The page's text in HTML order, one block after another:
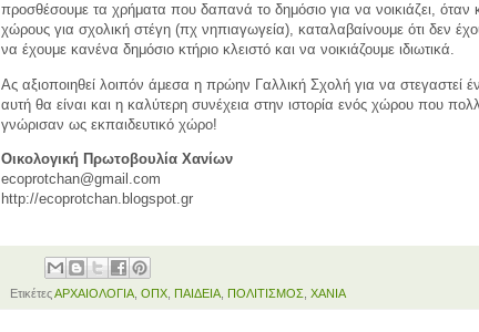
προσθέσουμε τα χρήματα που δαπανά το δημόσιο για να νοικιάζει, όταν
χώρους για σχολική στέγη (πχ νηπιαγωγεία), καταλαβαίνουμε ότι δεν
να έχουμε κανένα δημόσιο κτήριο κλειστό και να νοικιάζουμε ιδιωτικά.
Ας αξιοποιηθεί λοιπόν άμεσα η πρώην Γαλλική Σχολή για να στεγαστεί
αυτή θα είναι και η καλύτερη συνέχεια στην ιστορία ενός χώρου που
γνώρισαν ως εκπαιδευτικό χώρο!
Οικολογική Πρωτοβουλία Χανίων
ecoprotchan@gmail.com
http://ecoprotchan.blogspot.gr
ΕτικέτεςΑΡΧΑΙΟΛΟΓΙΑ ΟΠΧ ΠΑΙΔΕΙΑ ΠΟΛΙΤΙΣΜΟΣ ΧΑΝΙΑ